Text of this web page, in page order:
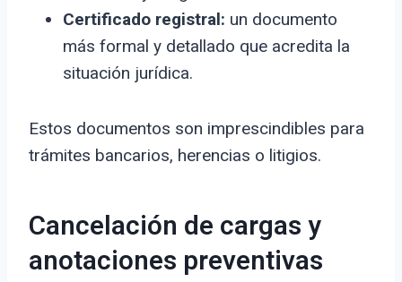
Certificado registral: un documento
más formal y detallado que acredita la
situación jurídica.
Estos documentos son imprescindibles para
trámites bancarios, herencias o litigios.
Cancelación de cargas y
anotaciones preventivas